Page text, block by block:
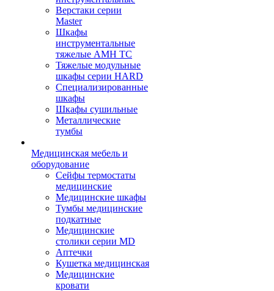
Верстаки серии
Master
Шкафы
инструментальные
тяжелые AMH TC
Тяжелые модульные
шкафы серии HARD
Cпециализированные
шкафы
Шкафы сушильные
Металлические
тумбы
Медицинская мебель и
оборудование
Сейфы термостаты
медицинские
Медицинские шкафы
Тумбы медицинские
подкатные
Медицинские
столики серии MD
Аптечки
Кушетка медицинская
Медицинские
кровати